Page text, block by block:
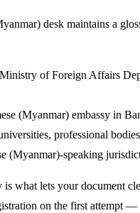
desk maintains a
of Foreign Affairs
(Myanmar) embassy in
professional
(Myanmar)-speaking
is what lets your document
on the first attempt —